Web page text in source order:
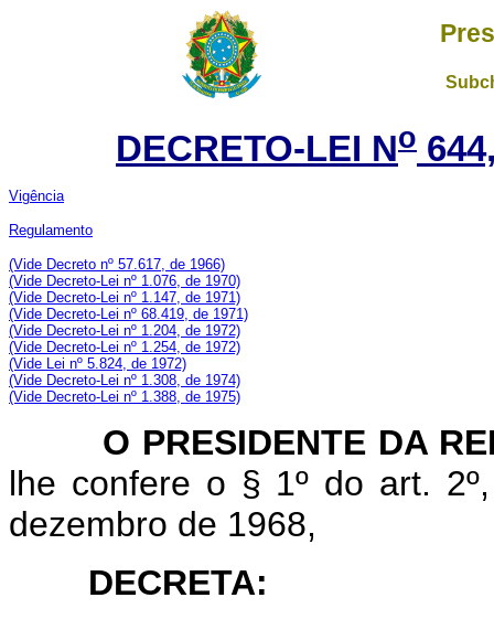
DECRETO-LEI No
Vigência
Regulamento
(Vide Decreto nº 57.617, de 1966)
(Vide Decreto-Lei nº 1.076, de 1970)
(Vide Decreto-Lei nº 1.147, de 1971)
(Vide Decreto-Lei nº 68.419, de 1971)
(Vide Decreto-Lei nº 1.204, de 1972)
(Vide Decreto-Lei nº 1.254, de 1972)
(Vide Lei nº 5.824, de 1972)
(Vide Decreto-Lei nº 1.308, de 1974)
(Vide Decreto-Lei nº 1.388, de 1975)
O PRESIDENTE DA
lhe confere o § 1º do art.
dezembro de 1968,
DECRETA: